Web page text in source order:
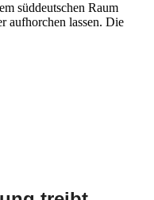
süddeutschen Raum
aufhorchen lassen. Die